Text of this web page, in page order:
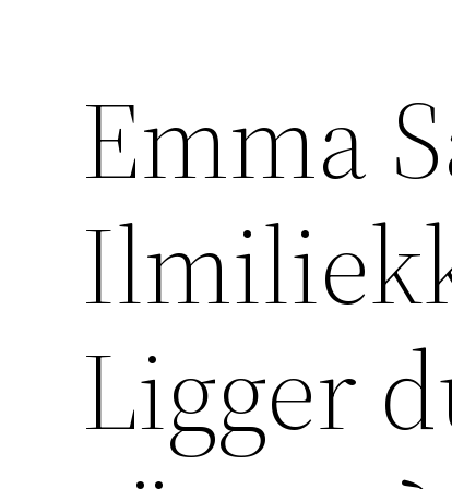
Emma
Ligger